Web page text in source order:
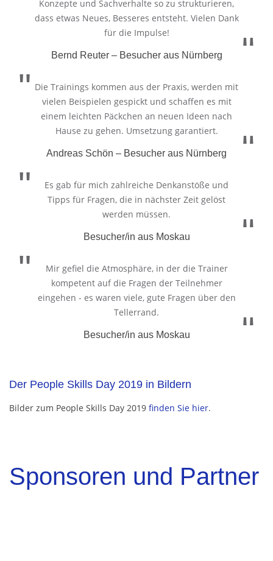
Konzepte und Sachverhalte so zu strukturieren,
dass etwas Neues, Besseres entsteht. Vielen Dank
für die Impulse!
Bernd Reuter – Besucher aus Nürnberg
Die Trainings kommen aus der Praxis, werden mit
vielen Beispielen gespickt und schaffen es mit
einem leichten Päckchen an neuen Ideen nach
Hause zu gehen. Umsetzung garantiert.
Andreas Schön – Besucher aus Nürnberg
Es gab für mich zahlreiche Denkanstöße und
Tipps für Fragen, die in nächster Zeit gelöst
werden müssen.
Besucher/in aus Moskau
Mir gefiel die Atmosphäre, in der die Trainer
kompetent auf die Fragen der Teilnehmer
eingehen - es waren viele, gute Fragen über den
Tellerrand.
Besucher/in aus Moskau
Der People Skills Day 2019 in Bildern
Bilder zum People Skills Day 2019 finden Sie hier.
Sponsoren und Partner